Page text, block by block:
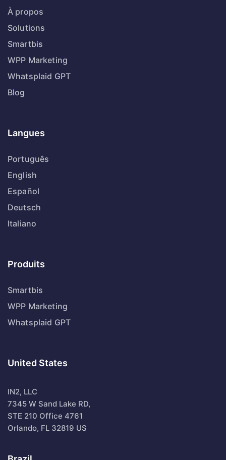
À propos
Solutions
Smartbis
WPP Marketing
Whatsplaid GPT
Blog
Langues
Português
English
Español
Deutsch
Italiano
Produits
Smartbis
WPP Marketing
Whatsplaid GPT
United States
IN2, LLC
7345 W Sand Lake RD,
STE 210 Office 4761
Orlando, FL 32819 US